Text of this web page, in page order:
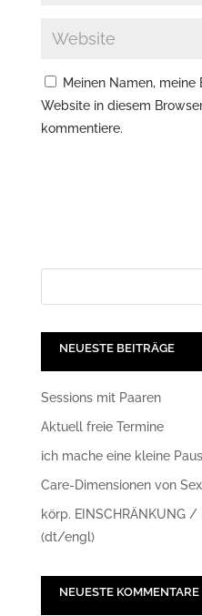
Meinen Namen,
Website in diesem
kommentiere.
NEUESTE BEITRÄGE
Sessions mit Paaren
Aktuell freie Termine
ich mache eine kleine
Care-Dimensionen von
körp. EINSCHRÄNKUNG
(dt/engl)
NEUESTE KOMMENTARE